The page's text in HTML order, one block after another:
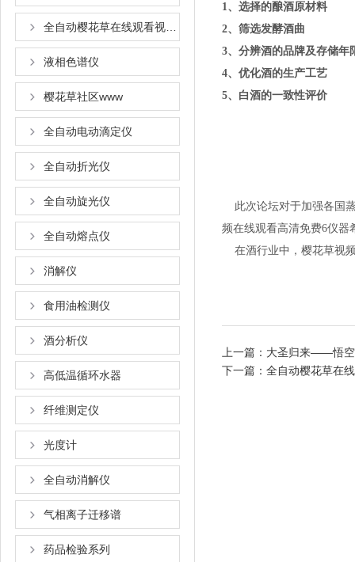
液相色谱仪
樱花草社区www
全自动电动滴定仪
全自动折光仪
全自动旋光仪
全自动熔点仪
消解仪
食用油检测仪
酒分析仪
高低温循环水器
纤维测定仪
光度计
全自动消解仪
气相离子迁移谱
药品检验系列
1、选择的酿酒原材料
2、筛选发酵酒曲
3、分辨酒的品牌及存储年
4、优化酒的生产工艺
5、白酒的一致性评价
此次论坛对于加强各国蒸馏
频在线观看高清免费6仪器希
在酒行业中，樱花草
上一篇： 大圣归来——悟空
下一篇： 全自动樱花草在